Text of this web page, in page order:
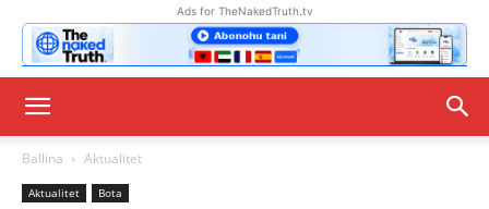
Ads for TheNakedTruth.tv
Ballina Aktualitet
Aktualitet Bota